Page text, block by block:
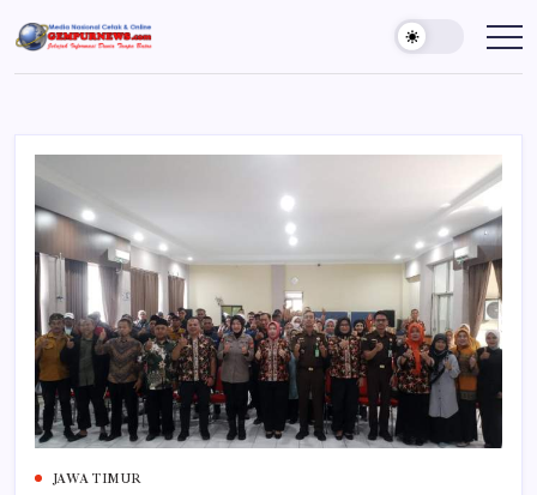
to
content
Gempur
News
Jelajah
Dunia
JAWA TIMUR